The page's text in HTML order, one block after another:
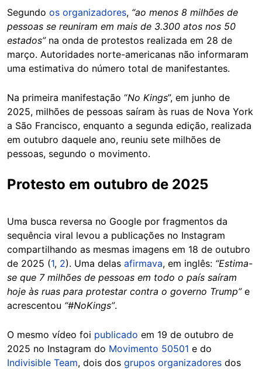
Segundo os organizadores, “ao menos 8 milhões de
pessoas se reuniram em mais de 3.300 atos nos 50
estados”na onda de protestos realizada em 28 de
março. Autoridades norte-americanas não informaram
uma estimativa do número total de manifestantes.
Na primeira manifestação “No Kings”, em junho de
2025, milhões de pessoas saíram às ruas de Nova York
a São Francisco, enquanto a segunda edição, realizada
em outubro daquele ano, reuniu sete milhões de
pessoas, segundo o movimento.
Protesto em outubro de 2025
Uma busca reversa no Google por fragmentos da
sequência viral levou a publicações no Instagram
compartilhando as mesmas imagens em 18 de outubro
de 2025 (1, 2). Uma delas afirmava, em inglês: “Estima-
se que 7 milhões de pessoas em todo o país saíram
hoje às ruas para protestar contra o governo Trump”e
acrescentou “#NoKings”.
O mesmo vídeo foi publicado em 19 de outubro de
2025 no Instagram do Movimento 50501 e do
Indivisible Team, dois dos grupos organizadores dos